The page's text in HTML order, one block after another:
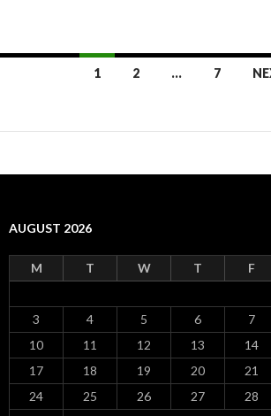
navigation
1 2 … 7
AUGUST 2026
M T W T F
3
4 5 6 7
10
11 12 13 14
17
18 19 20 21
24
25 26 27 28